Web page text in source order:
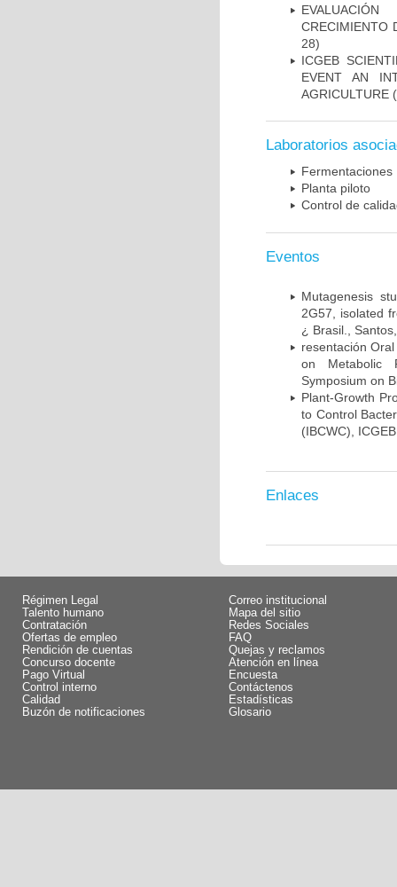
CRECIMIENTO
28)
ICGEB
EVENT AN
AGRICULTURE
Laboratorios
Fermentaciones
Planta piloto
Control de
Eventos
Mutagenesis
2G57, isolated
¿ Brasil.,
resentación
on Metabolic
Symposium on
Plant-Growth
to Control
(IBCWC),
Enlaces
Régimen Legal
Talento humano
Contratación
Ofertas de empleo
Rendición de cuentas
Concurso docente
Pago Virtual
Control interno
Calidad
Buzón de notificaciones
Correo institucional
Mapa del sitio
Redes Sociales
FAQ
Quejas y reclamos
Atención en línea
Encuesta
Contáctenos
Estadísticas
Glosario